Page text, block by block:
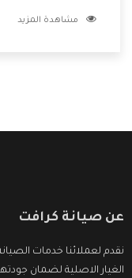
الشركة بها والتى
مشاهدة المزيد
عن صيانة كرافت
نقدم لعملائنا خدمات
الغيار الاصلية لضمان